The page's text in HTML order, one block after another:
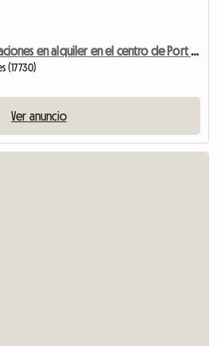
Apartamento de 2 habitaciones en alquiler en el centro de Port des Barques - Vista al mar
(17730)
Ver anuncio